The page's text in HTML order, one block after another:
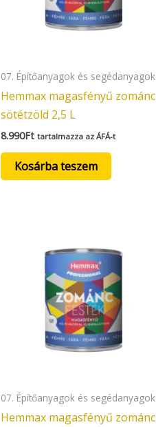
07. Építőanyagok és segédanyagok
Hemmax magasfényű zománc
sötétzöld 2,5 L
8.990Ft tartalmazza az ÁFÁ-t
Kosárba teszem
07. Építőanyagok és segédanyagok
Hemmax magasfényű zománc